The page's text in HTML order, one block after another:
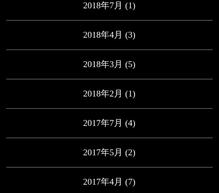
2018年7月 (1)
2018年4月 (3)
2018年3月 (5)
2018年2月 (1)
2017年7月 (4)
2017年5月 (2)
2017年4月 (7)